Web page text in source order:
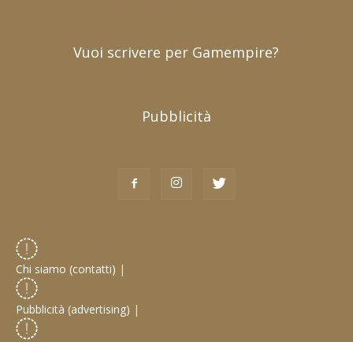
Vuoi scrivere per Gamempire?
Pubblicità
Chi siamo (contatti) |
Pubblicità (advertising) |